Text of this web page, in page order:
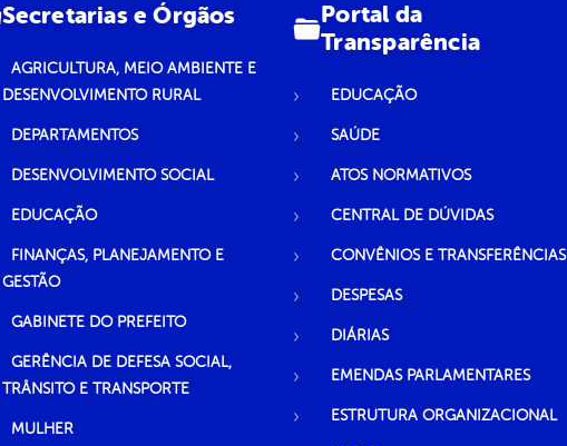
Secretarias e Órgãos
AGRICULTURA, MEIO AMBIENTE E
DESENVOLVIMENTO RURAL
DEPARTAMENTOS
DESENVOLVIMENTO SOCIAL
EDUCAÇÃO
FINANÇAS, PLANEJAMENTO E
GESTÃO
GABINETE DO PREFEITO
GERÊNCIA DE DEFESA SOCIAL,
TRÂNSITO E TRANSPORTE
MULHER
Portal da
Transparência
EDUCAÇÃO
SAÚDE
ATOS NORMATIVOS
CENTRAL DE DÚVIDAS
CONVÊNIOS E TRANSFERÊNCIAS
DESPESAS
DIÁRIAS
EMENDAS PARLAMENTARES
ESTRUTURA ORGANIZACIONAL